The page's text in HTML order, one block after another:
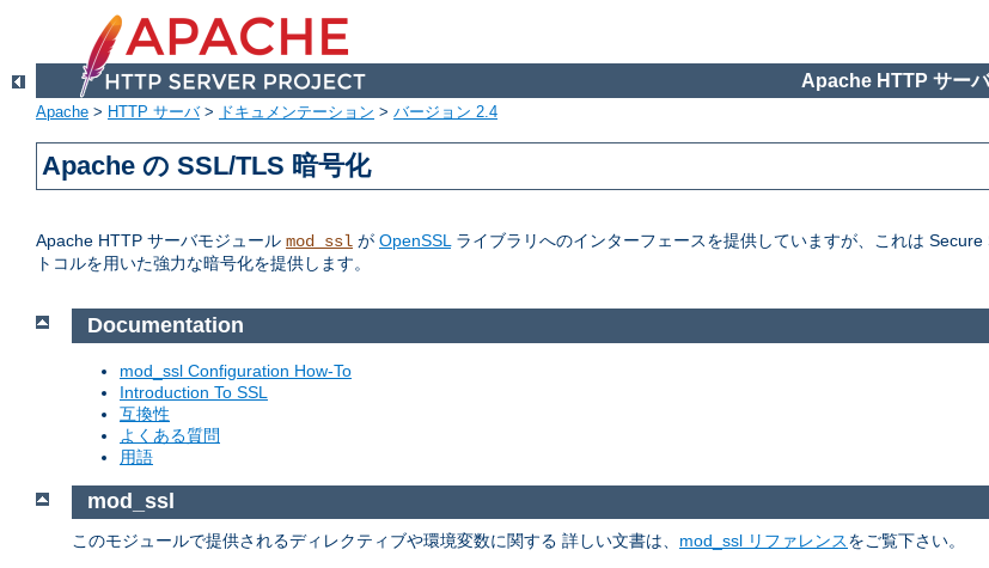
Apache HTTP サー
Apache > HTTP サーバ> ドキュメンテーション > バージョン 2.4
Apache の SSL/TLS 暗号化
Apache HTTP サーバモジュール mod_ssl が OpenSSLライブラリへのインターフェースを提供していますが、これは
トコルを用いた強力な暗号化を提供します。
Documentation
mod_ssl Configuration How-To
Introduction To SSL
互換性
よくある質問
用語
mod_ssl
このモジュールで提供されるディレクティブや環境変数に関する 詳しい文書は、 mod_ssl リファレンスをご覧下さい。